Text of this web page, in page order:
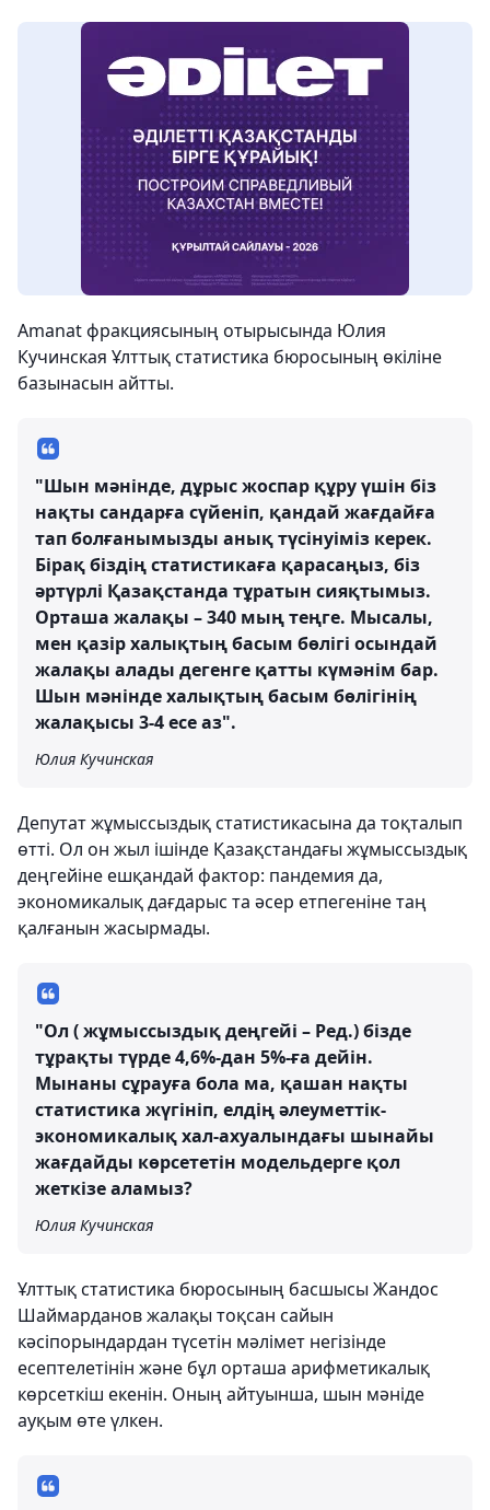
Amanat фракциясының отырысында Юлия
Кучинская Ұлттық статистика бюросының өкіліне
базынасын айтты.
"Шын мәнінде, дұрыс жоспар құру үшін біз
нақты сандарға сүйеніп, қандай жағдайға
тап болғанымызды анық түсінуіміз керек.
Бірақ біздің статистикаға қарасаңыз, біз
әртүрлі Қазақстанда тұратын сияқтымыз.
Орташа жалақы – 340 мың теңге. Мысалы,
мен қазір халықтың басым бөлігі осындай
жалақы алады дегенге қатты күмәнім бар.
Шын мәнінде халықтың басым бөлігінің
жалақысы 3-4 есе аз".
Юлия Кучинская
Депутат жұмыссыздық статистикасына да тоқталып
өтті. Ол он жыл ішінде Қазақстандағы жұмыссыздық
деңгейіне ешқандай фактор: пандемия да,
экономикалық дағдарыс та әсер етпегеніне таң
қалғанын жасырмады.
"Ол ( жұмыссыздық деңгейі – Ред.) бізде
тұрақты түрде 4,6%-дан 5%-ға дейін.
Мынаны сұрауға бола ма, қашан нақты
статистика жүгініп, елдің әлеуметтік-
экономикалық хал-ахуалындағы шынайы
жағдайды көрсететін модельдерге қол
жеткізе аламыз?
Юлия Кучинская
Ұлттық статистика бюросының басшысы Жандос
Шаймарданов жалақы тоқсан сайын
кәсіпорындардан түсетін мәлімет негізінде
есептелетінін және бұл орташа арифметикалық
көрсеткіш екенін. Оның айтуынша, шын мәніде
ауқым өте үлкен.